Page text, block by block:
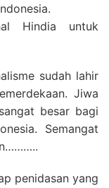
Hindia untuk
sudah lahir
Jiwa
besar bagi
Semangat
penidasan yang